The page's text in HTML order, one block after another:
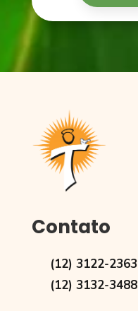
Contato
(12) 3122-2363
(12) 3132-3488